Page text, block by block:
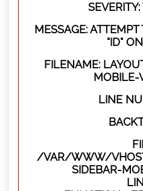
MESSAGE:
"ID"
FILENAME:
MOBILE-
LINE
/VAR/WWW/
SIDEBAR-